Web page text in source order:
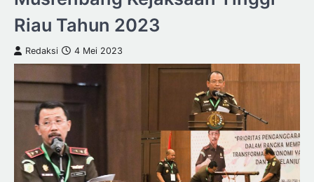
Riau Tahun 2023
Redaksi 4 Mei 2023